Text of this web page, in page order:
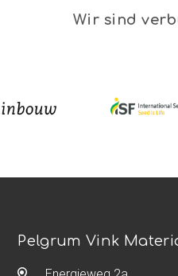
Wir sind
Pelgrum Vink